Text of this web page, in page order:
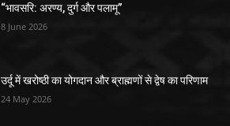
“भावसरि: अरण्य, दुर्ग और पलामू”
8 June 2026
उर्दू में खरोष्ठी का योगदान और ब्राह्मणों से द्वेष का परिणाम
24 May 2026